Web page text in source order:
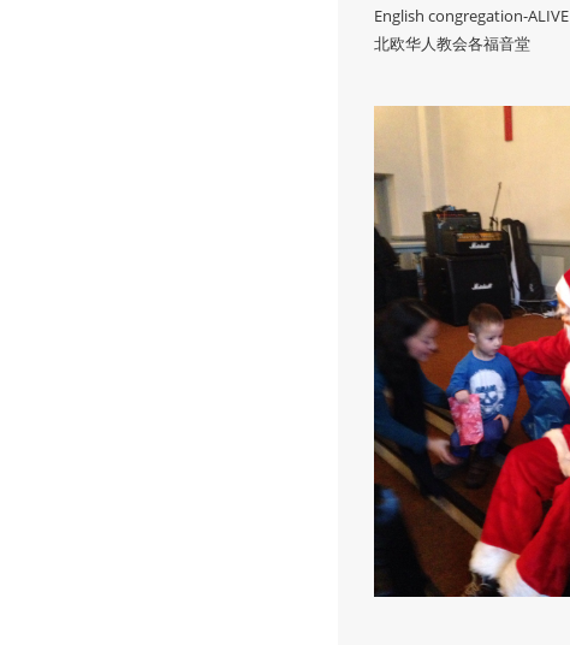
English congregation-ALIVE
北欧华人教会各福音堂